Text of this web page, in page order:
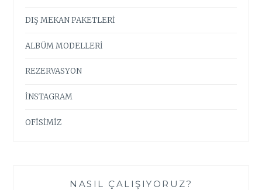
DIŞ MEKAN PAKETLERİ
ALBÜM MODELLERİ
REZERVASYON
İNSTAGRAM
OFİSİMİZ
NASIL ÇALIŞIYORUZ?